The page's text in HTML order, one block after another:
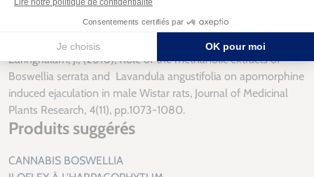
Borrelli, F. et al, (2006), Effect of
motility in rodents: inhibition of diarrhoea without constipation,
British Journal of Pharmacology
, 148(4), pp.553-560.
Zaringhalam, J., (2010), Role of the methanolic extracts of
Boswellia serrata and Lavandula angustifolia on apomorphine
induced ejaculation in male Wistar rats, Journal of Medicinal
Plants Research, 4(11), pp.1073-1080.
Produits suggérés
CANNABIS BOSWELLIA